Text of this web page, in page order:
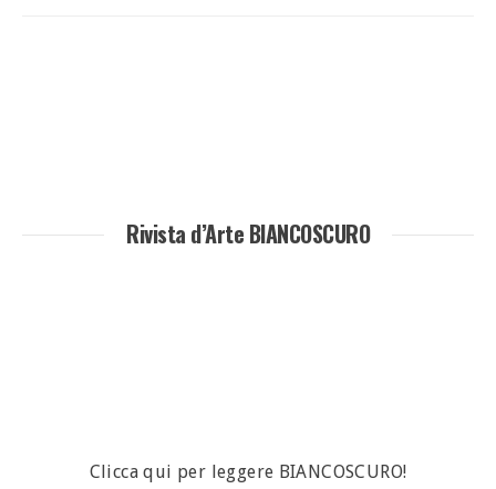
Rivista d’Arte BIANCOSCURO
Clicca qui per leggere BIANCOSCURO!